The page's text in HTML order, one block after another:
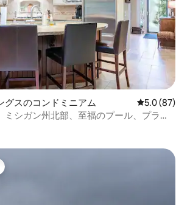
グスのコンドミニアム レビュー87
5.0 (87)
ミシガン州北部、至福のプール、プライ